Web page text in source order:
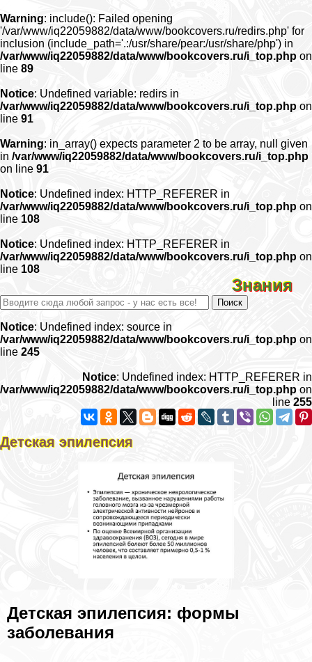
Warning: include(): Failed opening
'/var/www/iq22059882/data/www/bookcovers.ru/redirs.php' for
inclusion (include_path='.:/usr/share/pear:/usr/share/php') in
/var/www/iq22059882/data/www/bookcovers.ru/i_top.php on
line 89
Notice: Undefined variable: redirs in
/var/www/iq22059882/data/www/bookcovers.ru/i_top.php on
line 91
Warning: in_array() expects parameter 2 to be array, null given
in /var/www/iq22059882/data/www/bookcovers.ru/i_top.php
on line 91
Notice: Undefined index: HTTP_REFERER in
/var/www/iq22059882/data/www/bookcovers.ru/i_top.php on
line 108
Notice: Undefined index: HTTP_REFERER in
/var/www/iq22059882/data/www/bookcovers.ru/i_top.php on
line 108
Знания
Notice: Undefined index: source in
/var/www/iq22059882/data/www/bookcovers.ru/i_top.php on
line 245
Notice: Undefined index: HTTP_REFERER in
/var/www/iq22059882/data/www/bookcovers.ru/i_top.php on
line 255
Детская эпилепсия
Детская эпилепсия: формы
заболевания